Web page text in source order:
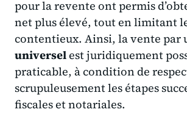
pour la revente ont permis
net plus élevé, tout en limitant
contentieux. Ainsi, la vente par
universelest juridiquement
praticable, à condition de
scrupuleusement les étapes
fiscales et notariales.